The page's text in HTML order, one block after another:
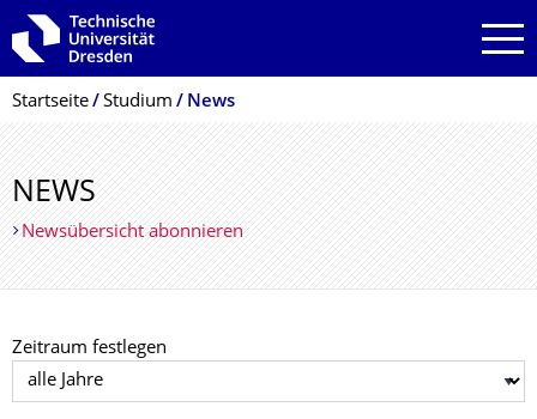
Zur Hauptnavigation springen
Zur Suche springen
Zum Inhalt springen
Breadcrumb-Menü
Startseite Studium News
NEWS
Newsübersicht abonnieren
Zeitraum festlegen
Jahr auswählen